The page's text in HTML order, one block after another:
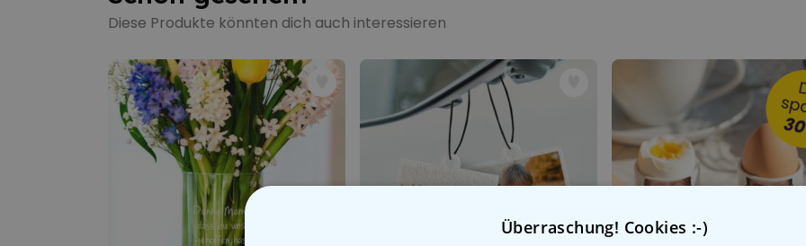
Diese Produkte könnten dich auch interessieren
Überraschung! Cookies :-)